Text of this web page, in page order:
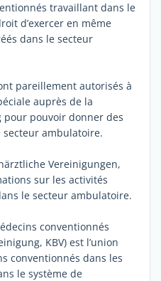
travaillant dans le
d’exercer en même
dans le secteur
pareillement autorisés à
auprès de la
pour pouvoir donner des
secteur ambulatoire.
Vereinigungen,
sur les activités
le secteur ambulatoire.
conventionnés
KBV) est l’union
conventionnés dans les
le système de